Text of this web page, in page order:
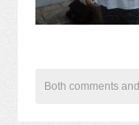
Informatika
Dohányzás-
Both comments